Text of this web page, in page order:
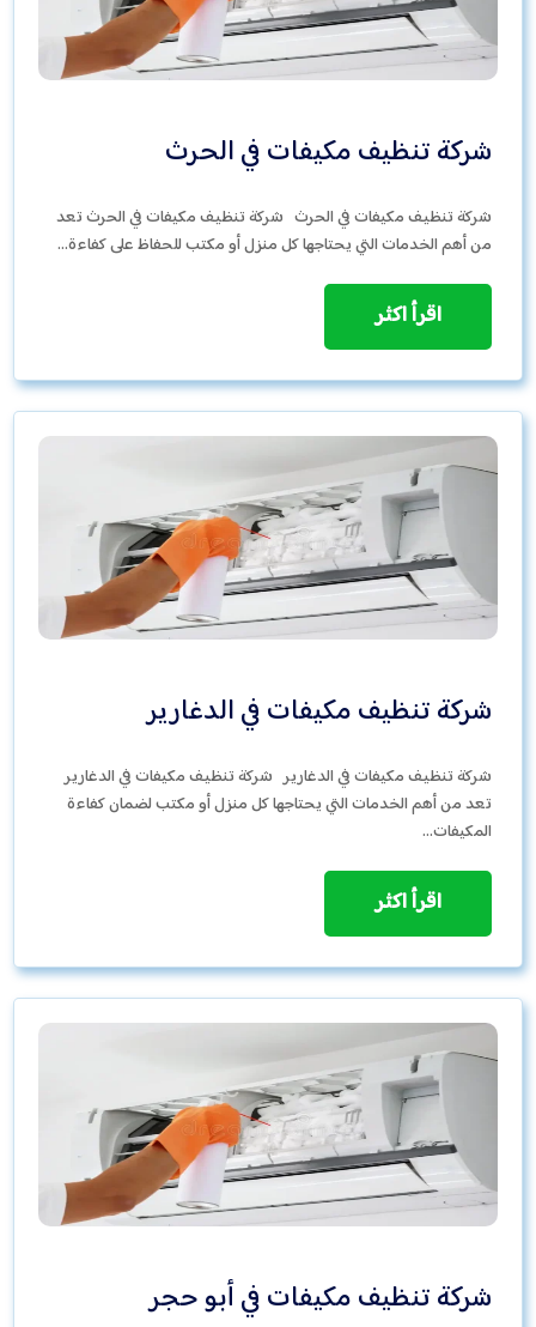
شركة تنظيف مكيفات في الحرث
شركة تنظيف مكيفات في الحرث شركة تنظيف مكيفات في الحرث تعد
من أهم الخدمات التي يحتاجها كل منزل أو مكتب للحفاظ على كفاءة…
اقرأ اكثر
شركة تنظيف مكيفات في الدغارير
شركة تنظيف مكيفات في الدغارير شركة تنظيف مكيفات في الدغارير
تعد من أهم الخدمات التي يحتاجها كل منزل أو مكتب لضمان كفاءة
المكيفات…
اقرأ اكثر
شركة تنظيف مكيفات في أبو حجر